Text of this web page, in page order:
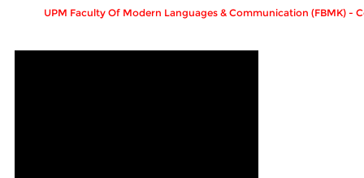
UPM Faculty Of Modern Languages & Communication (FBMK) -